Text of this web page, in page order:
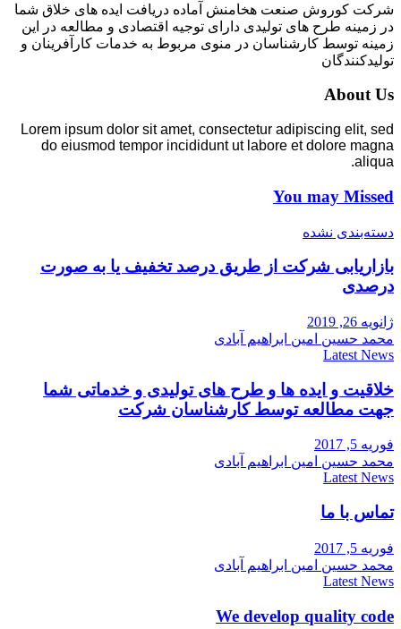
شرکت کوروش صنعت هخامنش آماده دریافت ایده های خلاق شما
در زمینه طرح های تولیدی دارای توجیه اقتصادی و مطالعه در این
زمینه توسط کارشناسان در منوی مربوط به خدمات کارآفرینان و
تولیدکنندگان
About Us
Lorem ipsum dolor sit amet, consectetur adipiscing elit, sed
do eiusmod tempor incididunt ut labore et dolore magna
aliqua.
You may Missed
دسته‌بندی نشده
بازاریابی شرکت از طریق درصد تخفیف یا به صورت
درصدی
ژانویه 26, 2019
محمد حسین امین ابراهیم آبادی
Latest News
خلاقیت و ایده ها و طرح های تولیدی و خدماتی شما
جهت مطالعه توسط کارشناسان شرکت
فوریه 5, 2017
محمد حسین امین ابراهیم آبادی
Latest News
تماس با ما
فوریه 5, 2017
محمد حسین امین ابراهیم آبادی
Latest News
We develop quality code